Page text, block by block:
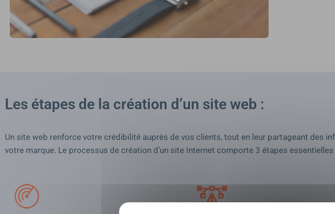
Les étapes de la création d’un site web :
Un site web renforce votre crédibilité auprès de vos clients, tout en leur partageant des
votre marque. Le processus de création d’un site Internet comporte 3 étapes